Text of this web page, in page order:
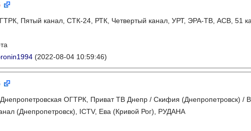
Пятый канал, СТК-24, РТК, Четвертый канал, УРТ, ЭРА-ТВ, АСВ, 51
(2022-08-04 10:59:46)
ОГТРК, Приват ТВ Днепр / Скифия (Днепропетровск) /
(Днепропетровск), ICTV, Ева (Кривой Рог), РУДАНА